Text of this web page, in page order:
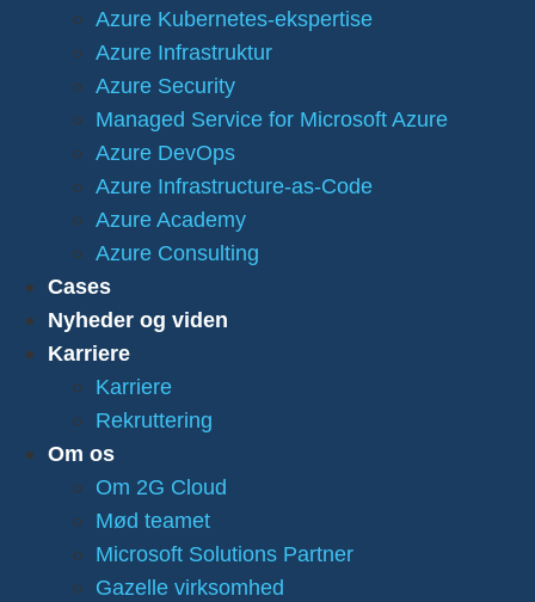
Azure Kubernetes-ekspertise
Azure Infrastruktur
Azure Security
Managed Service for Microsoft Azure
Azure DevOps
Azure Infrastructure-as-Code
Azure Academy
Azure Consulting
Cases
Nyheder og viden
Karriere
Karriere
Rekruttering
Om os
Om 2G Cloud
Mød teamet
Microsoft Solutions Partner
Gazelle virksomhed